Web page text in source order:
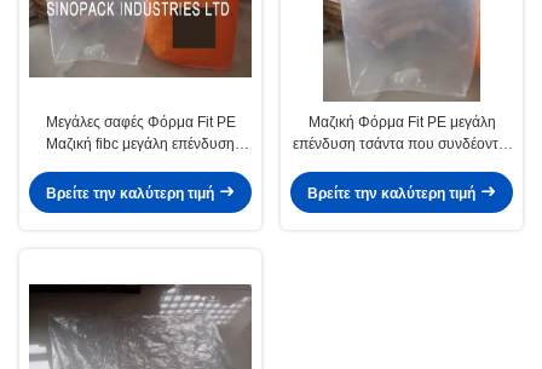
Μεγάλες σαφές Φόρμα Fit PE
Μαζική fibc μεγάλη επένδυση
σκόνη
Βρείτε την καλύτερη τιμή
Μαζική Φόρμα Fit PE μεγάλη
επένδυση τσάντα που συνδέονται
πολυπροπυλενίου Jumbo
Βρείτε την καλύτερη τιμή